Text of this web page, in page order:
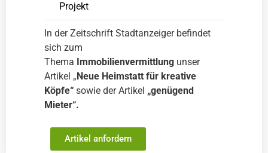
Projekt
In der Zeitschrift Stadtanzeiger befindet
sich zum
Thema Immobilienvermittlung unser
Artikel „ Neue Heimstatt für kreative
Köpfe“ sowie der Artikel „genügend
Mieter“.
Artikel anfordern